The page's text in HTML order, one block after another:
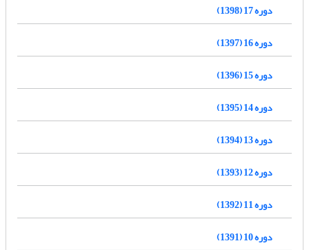
دوره 17 (1398)
دوره 16 (1397)
دوره 15 (1396)
دوره 14 (1395)
دوره 13 (1394)
دوره 12 (1393)
دوره 11 (1392)
دوره 10 (1391)